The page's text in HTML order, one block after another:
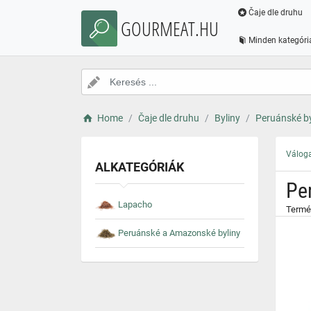
GOURMEAT.HU
Čaje dle druhu
Minden
Home Čaje dle druhu Byliny Peruánské
ALKATEGÓRIÁK
Lapacho
Peruánské a Amazonské byliny